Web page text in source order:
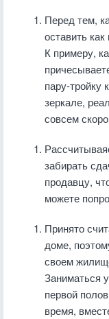
Перед тем,
оставить
К примеру,
пару-тройку
зеркале,
совсем
забирать
продавцу,
можете
Принято
доме,
своем
Заниматься
первой
время,